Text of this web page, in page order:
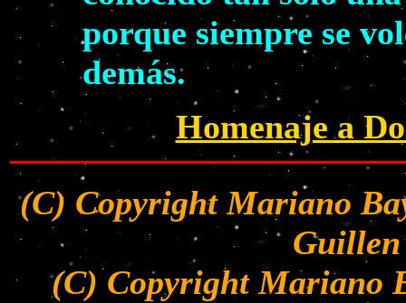
porque siempre se
demás.
Homenaje a
(C) Copyright Mariano
Guillen
(C) Copyright Mariano